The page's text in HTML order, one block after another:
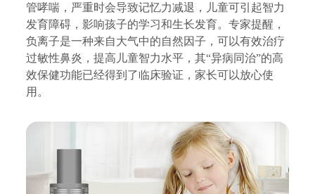
管哮喘，严重时会导致记忆力减退，儿童可引起智力
发育障碍，影响孩子的学习和生长发育。专家提醒，
负离子是一种来自大气中的自然因子，可以有效治疗
过敏性鼻炎，提高儿童智力水平，其“异病同治”的高
效保健功能已经得到了临床验证，家长可以放心使
用。